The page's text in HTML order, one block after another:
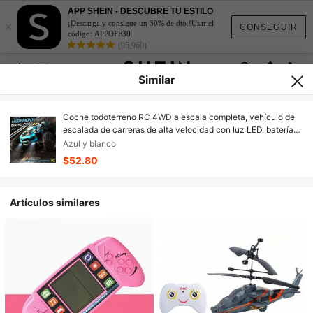
CONSEGUIR
×
APP SHEIN - DESCUBRE TU ESTILO
¡Descarga y consigue un 30% de dto.!Usar el
código: APPOFF30
(95,960)
Similar
Coche todoterreno RC 4WD a escala completa, vehículo de
escalada de carreras de alta velocidad con luz LED, batería
recargable de 2 USB, derrape y escalada, absorción de
impactos independiente, control sincrónico a escala
completa, el mejor regalo de cumpleaños, Navidad y San
Azul y blanco
$52.80
Artículos similares